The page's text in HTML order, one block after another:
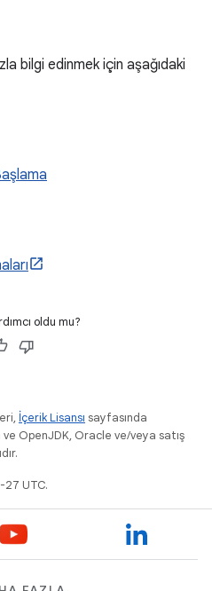
bilgi edinmek için aşağıdaki
oldu mu?
İçerik Lisansı sayfasında
OpenJDK, Oracle ve/veya satış
UTC.